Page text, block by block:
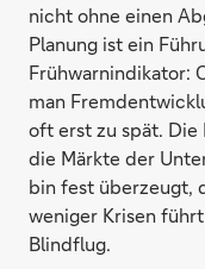
nicht ohne einen
Planung ist ein
Frühwarnindikator:
man
oft erst zu spät.
die Märkte der
bin fest überzeugt,
weniger Krisen
Blindflug.